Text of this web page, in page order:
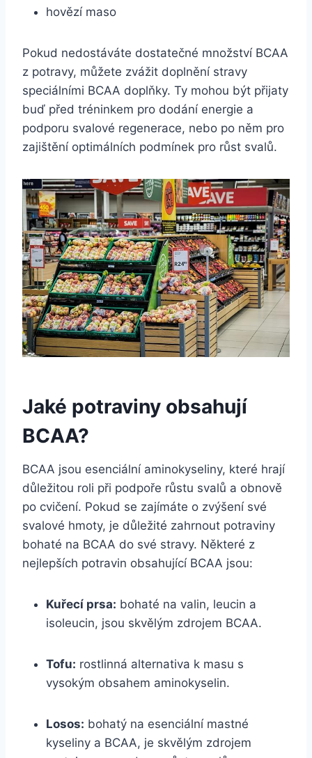
hovězí maso
Pokud nedostáváte dostatečné množství BCAA
z potravy, můžete zvážit doplnění stravy
speciálními BCAA doplňky. Ty mohou být přijaty
buď před tréninkem pro dodání energie a
podporu svalové regenerace, nebo po něm pro
zajištění optimálních podmínek pro růst svalů.
Jaké potraviny obsahují
BCAA?
BCAA jsou esenciální aminokyseliny, které hrají
důležitou roli při podpoře růstu svalů a obnově
po cvičení. Pokud se zajímáte o zvýšení své
svalové hmoty, je důležité zahrnout potraviny
bohaté na BCAA do své stravy. Některé z
nejlepších potravin obsahující BCAA jsou:
Kuřecí prsa: bohaté na valin, leucin a
isoleucin, jsou skvělým zdrojem BCAA.
Tofu: rostlinná alternativa k masu s
vysokým obsahem aminokyselin.
Losos: bohatý na esenciální mastné
kyseliny a BCAA, je skvělým zdrojem